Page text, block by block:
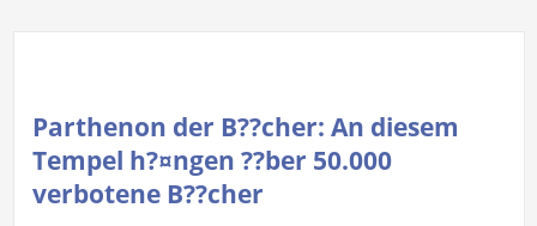
Parthenon der B??cher: An diesem
Tempel h?¤ngen ??ber 50.000
verbotene B??cher